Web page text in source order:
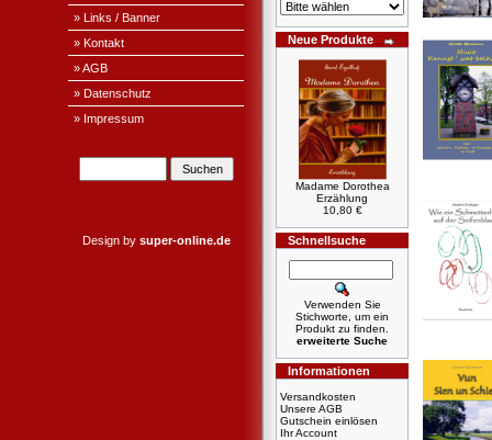
» Links / Banner
» Kontakt
» AGB
» Datenschutz
» Impressum
Design by super-online.de
Neue Produkte
Madame Dorothea
Erzählung
10,80 €
Schnellsuche
Verwenden Sie
Stichworte, um ein
Produkt zu finden.
erweiterte Suche
Informationen
Versandkosten
Unsere AGB
Gutschein einlösen
Ihr Account